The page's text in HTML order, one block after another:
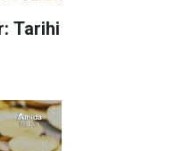
Tarihi